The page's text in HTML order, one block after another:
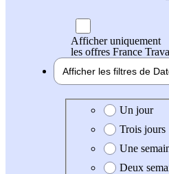
Afficher uniquement
les offres France
Afficher les filtres de
Date de création de
Un jour
Trois jours
Une
Deux